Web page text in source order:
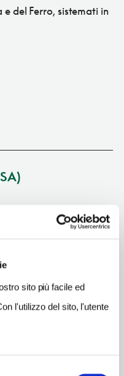
sito più facile ed
l'utilizzo del sito, l'utente
del Ferro, sistemati in